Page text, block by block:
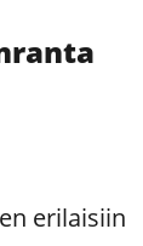
erilaisiin